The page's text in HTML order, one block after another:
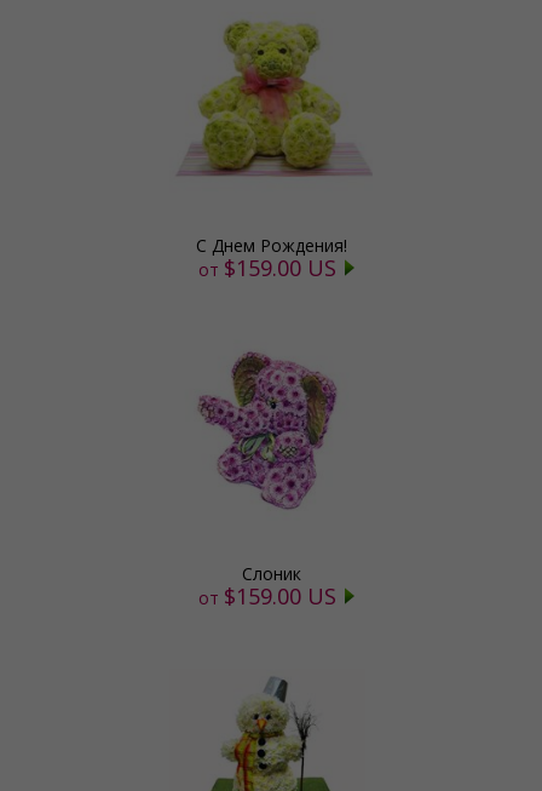
С Днем Рождения!
от $159.00 US
Слоник
от $159.00 US